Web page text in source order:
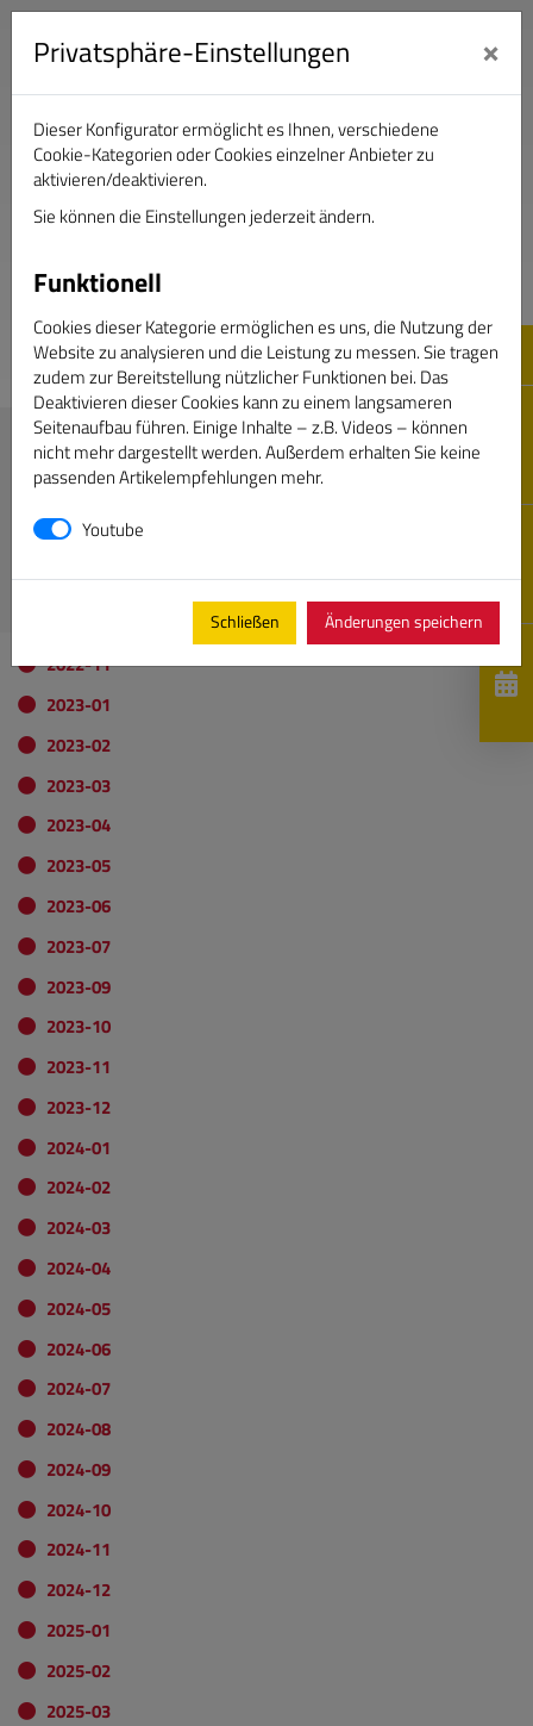
Verband Deutscher Sportjournalisten e.V.
Magazin Sportjournalist
Newsletter
Neue & Änderungen
VDS Mitgliedsausweis herunterladen
2022-11
2023-01
2023-02
2023-03
2023-04
2023-05
2023-06
2023-07
2023-09
2023-10
2023-11
2023-12
2024-01
2024-02
2024-03
2024-04
2024-05
2024-06
2024-07
2024-08
2024-09
2024-10
2024-11
2024-12
2025-01
2025-02
2025-03
Privatsphäre-Einstellungen ×
Dieser Konfigurator ermöglicht es Ihnen, verschiedene
Cookie-Kategorien oder Cookies einzelner Anbieter zu
aktivieren/deaktivieren.
Sie können die Einstellungen jederzeit ändern.
Funktionell
Cookies dieser Kategorie ermöglichen es uns, die Nutzung der
Website zu analysieren und die Leistung zu messen. Sie tragen
zudem zur Bereitstellung nützlicher Funktionen bei. Das
Deaktivieren dieser Cookies kann zu einem langsameren
Seitenaufbau führen. Einige Inhalte – z.B. Videos – können
nicht mehr dargestellt werden. Außerdem erhalten Sie keine
passenden Artikelempfehlungen mehr.
Youtube
Schließen Änderungen speichern